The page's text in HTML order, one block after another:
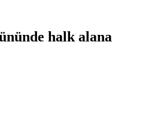
halk alana